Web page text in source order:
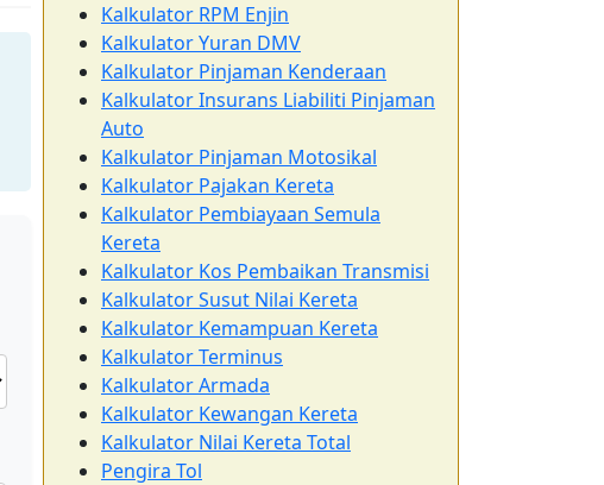
Kalkulator RPM Enjin
Kalkulator Yuran DMV
Kalkulator Pinjaman Kenderaan
Kalkulator Insurans Liabiliti Pinjaman
Auto
Kalkulator Pinjaman Motosikal
Kalkulator Pajakan Kereta
Kalkulator Pembiayaan Semula
Kereta
Kalkulator Kos Pembaikan Transmisi
Kalkulator Susut Nilai Kereta
Kalkulator Kemampuan Kereta
Kalkulator Terminus
Kalkulator Armada
Kalkulator Kewangan Kereta
Kalkulator Nilai Kereta Total
Pengira Tol